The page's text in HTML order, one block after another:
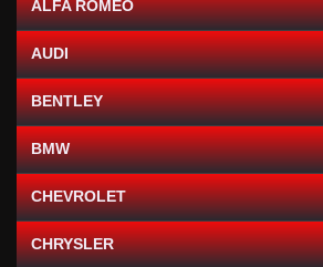
ALFA ROMEO
AUDI
BENTLEY
BMW
CHEVROLET
CHRYSLER